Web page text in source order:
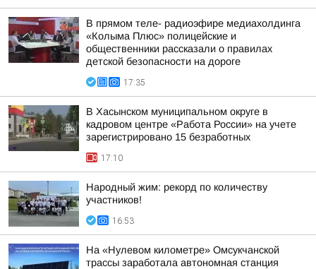
В прямом теле- радиоэфире медиахолдинга
«Колыма Плюс» полицейские и
общественники рассказали о правилах
детской безопасности на дороге
17:35
В Хасынском муниципальном округе в
кадровом центре «Работа России» на учете
зарегистрировано 15 безработных
17:10
Народный жим: рекорд по количеству
участников!
16:53
На «Нулевом километре» Омсукчанской
трассы заработала автономная станция